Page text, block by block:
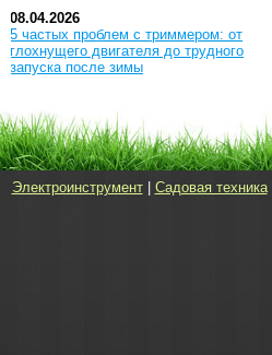
08.04.2026
5 частых проблем с триммером: от
глохнущего двигателя до трудного
запуска после зимы
Электроинструмент| Садовая техника|